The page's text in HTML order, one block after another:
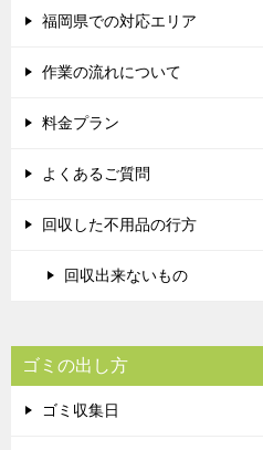
福岡県での対応エリア
作業の流れについて
料金プラン
よくあるご質問
回収した不用品の行方
回収出来ないもの
ゴミの出し方
ゴミ収集日